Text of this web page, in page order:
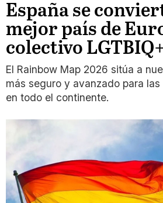
España se
mejor país de
colectivo
El Rainbow Map 2026 sitúa a
más seguro y avanzado para las
en todo el continente.